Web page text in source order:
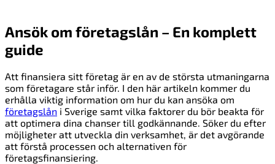
Ansök om företagslån – En komplett
guide
Att finansiera sitt företag är en av de största utmaningarna
som företagare står inför. I den här artikeln kommer du
erhålla viktig information om hur du kan ansöka om
företagslån i Sverige samt vilka faktorer du bör beakta för
att optimera dina chanser till godkännande. Söker du efter
möjligheter att utveckla din verksamhet, är det avgörande
att förstå processen och alternativen för
företagsfinansiering.